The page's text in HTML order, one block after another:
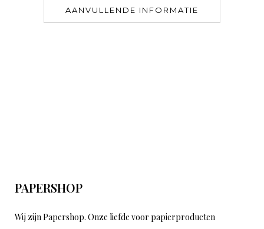
AANVULLENDE INFORMATIE
PAPERSHOP
Wij zijn Papershop. Onze liefde voor papierproducten